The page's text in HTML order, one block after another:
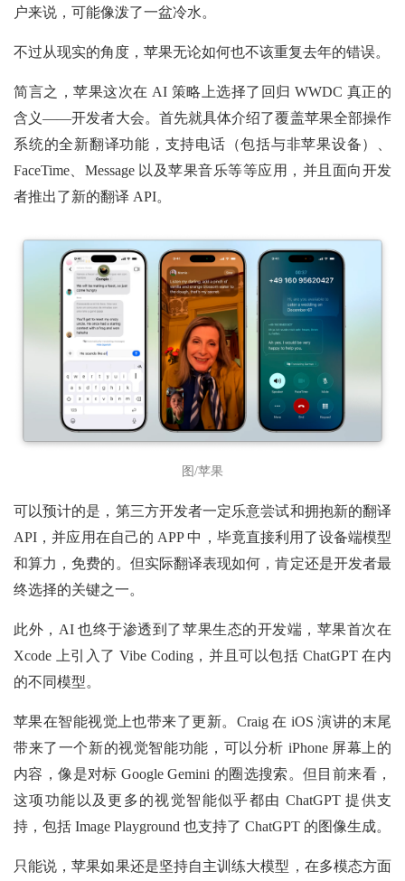
户来说，可能像泼了一盆冷水。
不过从现实的角度，苹果无论如何也不该重复去年的错误。
简言之，苹果这次在 AI 策略上选择了回归 WWDC 真正的
含义——开发者大会。首先就具体介绍了覆盖苹果全部操作
系统的全新翻译功能，支持电话（包括与非苹果设备）、
FaceTime、Message 以及苹果音乐等等应用，并且面向开发
者推出了新的翻译 API。
图/苹果
可以预计的是，第三方开发者一定乐意尝试和拥抱新的翻译
API，并应用在自己的 APP 中，毕竟直接利用了设备端模型
和算力，免费的。但实际翻译表现如何，肯定还是开发者最
终选择的关键之一。
此外，AI 也终于渗透到了苹果生态的开发端，苹果首次在
Xcode 上引入了 Vibe Coding，并且可以包括 ChatGPT 在内
的不同模型。
苹果在智能视觉上也带来了更新。Craig 在 iOS 演讲的末尾
带来了一个新的视觉智能功能，可以分析 iPhone 屏幕上的
内容，像是对标 Google Gemini 的圈选搜索。但目前来看，
这项功能以及更多的视觉智能似乎都由 ChatGPT 提供支
持，包括 Image Playground 也支持了 ChatGPT 的图像生成。
只能说，苹果如果还是坚持自主训练大模型，在多模态方面